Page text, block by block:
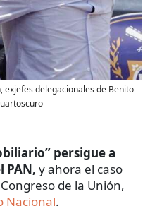
exjefes delegacionales de Benito
persigue a
PAN, y ahora el caso
de la Unión,
Nacional.